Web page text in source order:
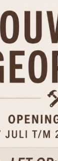
ons op.
5
op voorraad
voorbeelden